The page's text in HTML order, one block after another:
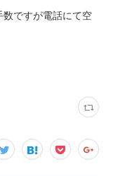
ですが電話にて空